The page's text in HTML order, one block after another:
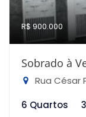
R$ 900.000
Sobrado à
Rua César
6 Quartos